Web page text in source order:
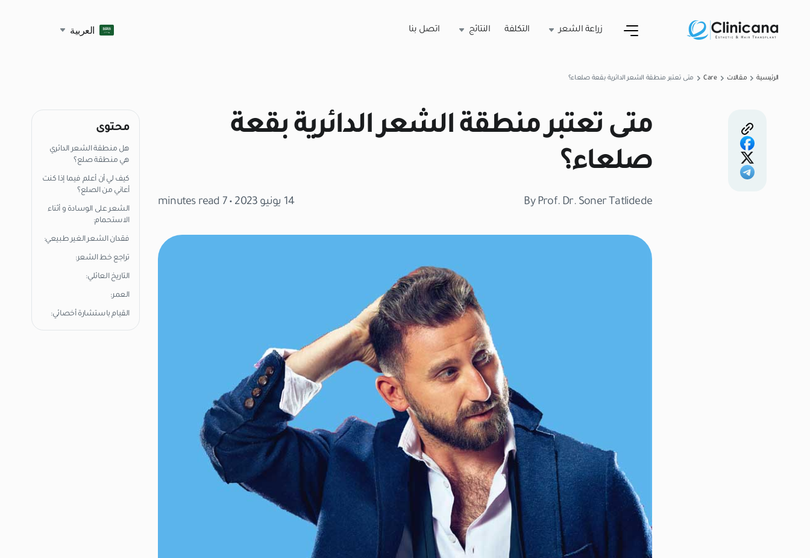
زراعة الشعر التكلفة النتائج اتصل بنا العربية
الرئيسية مقالات Care متى تعتبر منطقة الشعر الدائرية بقعة صلعاء؟
محتوى
هل منطقة الشعر الدائري
هي منطقة صلع؟
كيف لي أن أعلم فيما إذا كنت
أعاني من الصلع؟
الشعر على الوسادة و أثناء
الاستحمام:
فقدان الشعر الغير طبيعي:
تراجع خط الشعر:
التاريخ العائلي:
العمر:
القيام باستشارة أخصائي:
متى تعتبر منطقة الشعر الدائرية بقعة
صلعاء؟
By Prof. Dr. Soner Tatlidede 14 يونيو 2023 • 7 minutes read